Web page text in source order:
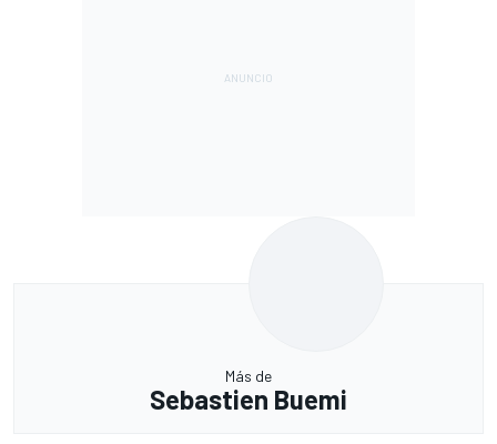
Más de
Sebastien Buemi